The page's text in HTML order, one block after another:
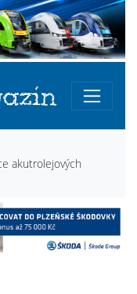
akutrolejových